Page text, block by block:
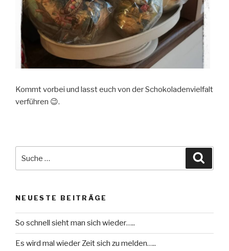
Kommt vorbei und lasst euch von der Schokoladenvielfalt
verführen 😉.
nach:
NEUESTE BEITRÄGE
So schnell sieht man sich wieder…..
Es wird mal wieder Zeit sich zu melden…..